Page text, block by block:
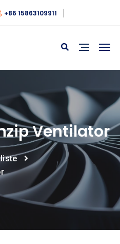
+86 15863109911
Ventilator